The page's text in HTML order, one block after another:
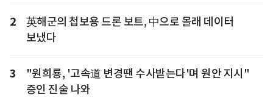
2
英해군의 첩보용 드론 보트, 中으로 몰래 데이터
보냈다
3
"원희룡, '고속道 변경땐 수사받는다'며 원안 지시"
증인 진술 나와